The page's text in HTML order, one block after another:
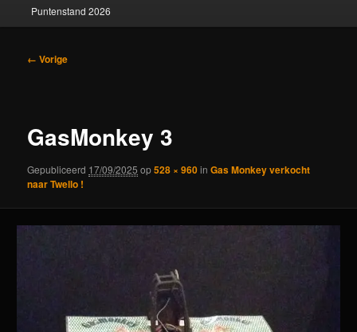
Puntenstand 2026
Afbeeldingsnavigatie
← Vorige
GasMonkey 3
Gepubliceerd 17/09/2025 op528 × 960inGas Monkey verkocht
naar Twello !